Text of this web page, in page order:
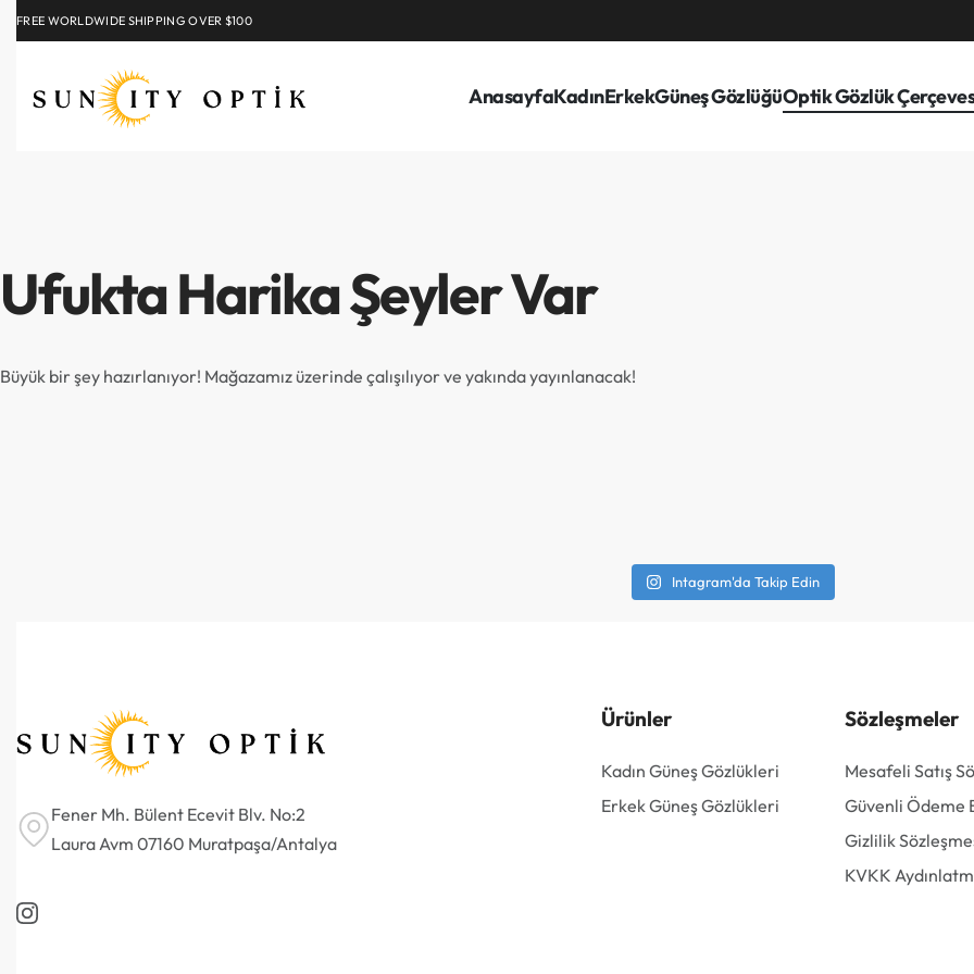
FREE WORLDWIDE SHIPPING OVER $100
AnasayfaKadınErkekGüneş GözlüğüOptik Gözlük
Ufukta Harika Şeyler Var
Büyük bir şey hazırlanıyor! Mağazamız üzerinde çalışılıyor ve yakında yayınlanacak!
Intagram'da Takip Edin
Fener Mh. Bülent Ecevit Blv. No:2
Laura Avm 07160 Muratpaşa/Antalya
Ürünler
Kadın Güneş Gözlükleri
Erkek Güneş Gözlükleri
Sözleşmeler
Mesafeli Satış
Güvenli Ödeme
Gizlilik
KVKK